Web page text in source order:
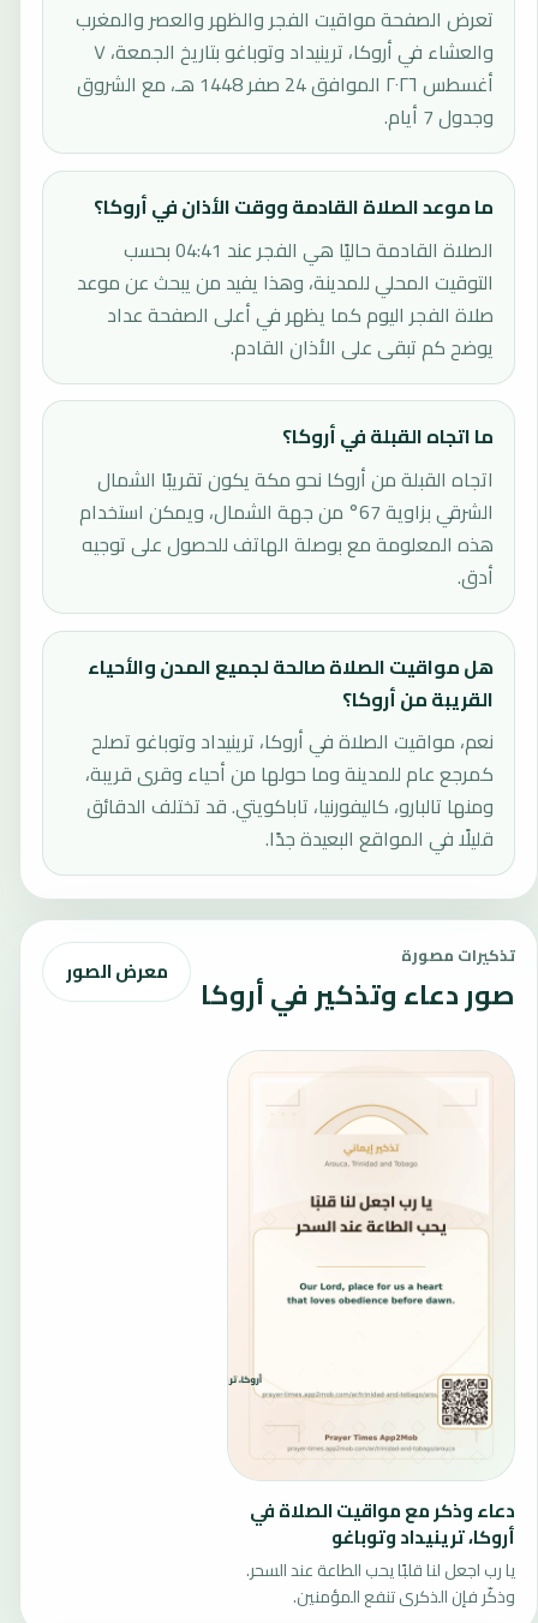
تعرض الصفحة مواقيت الفجر والظهر والعصر والمغرب
والعشاء في أروكا، ترينيداد وتوباغو بتاريخ الجمعة، ٧
أغسطس ٢٠٢٦ الموافق 24 صفر 1448 هـ، مع الشروق
وجدول 7 أيام.
ما موعد الصلاة القادمة ووقت الأذان في أروكا؟
الصلاة القادمة حاليًا هي الفجر عند 04:41 بحسب
التوقيت المحلي للمدينة، وهذا يفيد من يبحث عن موعد
صلاة الفجر اليوم كما يظهر في أعلى الصفحة عداد
يوضح كم تبقى على الأذان القادم.
ما اتجاه القبلة في أروكا؟
اتجاه القبلة من أروكا نحو مكة يكون تقريبًا الشمال
الشرقي بزاوية 67° من جهة الشمال، ويمكن استخدام
هذه المعلومة مع بوصلة الهاتف للحصول على توجيه
أدق.
هل مواقيت الصلاة صالحة لجميع المدن والأحياء
القريبة من أروكا؟
نعم، مواقيت الصلاة في أروكا، ترينيداد وتوباغو تصلح
كمرجع عام للمدينة وما حولها من أحياء وقرى قريبة،
ومنها تالبارو، كاليفورنيا، تاباكويتي. قد تختلف الدقائق
قليلًا في المواقع البعيدة جدًا.
تذكيرات مصورة
صور دعاء وتذكير في أروكا معرض الصور
دعاء وذكر مع مواقيت الصلاة في
أروكا، ترينيداد وتوباغو
يا رب اجعل لنا قلبًا يحب الطاعة عند السحر.
وذكّر فإن الذكرى تنفع المؤمنين.